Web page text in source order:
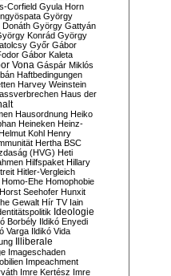
Corfield Gyula Horn
György
György Gattyán
Konrád György
Győr Gábor
Gábor Kaleta
Vona Gáspár Miklós
Haftbedingungen
Harvey Weinstein
Haus der
Hausordnung Heiko
Heineken Heinz-
Kohl Henry
Hertha BSC
(HVG) Heti
Hilfspaket Hillary
Hitler-Vergleich
Homo-Ehe Homophobie
Horst Seehofer Hunxit
Gewalt Hír TV Iain
Ideologie
Borbély Ildikó Enyedi
Varga Ildikó Vida
Illiberale
Imageschaden
Impeachment
Imre Kertész Imre